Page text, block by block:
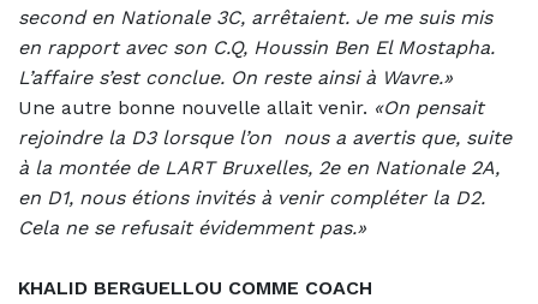
second en Nationale 3C, arrêtaient. Je me suis mis
en rapport avec son C.Q, Houssin Ben El Mostapha.
L’affaire s’est conclue. On reste ainsi à Wavre.»
Une autre bonne nouvelle allait venir. «On pensait
rejoindre la D3 lorsque l’on nous a avertis que, suite
à la montée de LART Bruxelles, 2e en Nationale 2A,
en D1, nous étions invités à venir compléter la D2.
Cela ne se refusait évidemment pas.»
KHALID BERGUELLOU COMME COACH